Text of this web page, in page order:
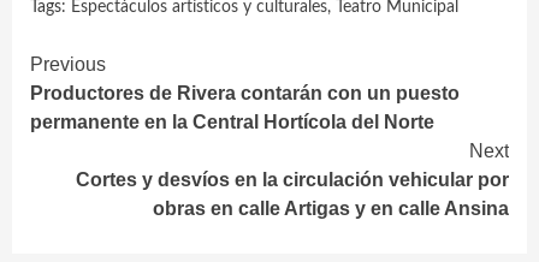
Tags: Espectáculos artísticos y culturales, Teatro Municipal
Continue
Reading
Previous
Productores de Rivera contarán con un puesto
permanente en la Central Hortícola del Norte
Next
Cortes y desvíos en la circulación vehicular por
obras en calle Artigas y en calle Ansina